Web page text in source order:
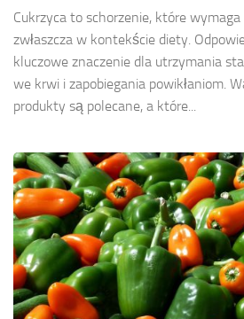
Cukrzyca to schorzenie, które
zwłaszcza w kontekście diety.
kluczowe znaczenie dla utrzymania
we krwi i zapobiegania powikłaniom.
produkty są polecane, a które...